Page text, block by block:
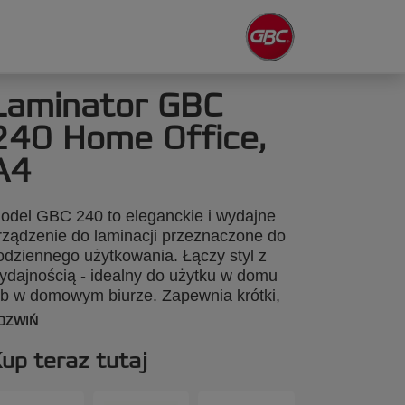
GBC
Home Office,
GBC 240 to eleganckie i wydajne
do laminacji przeznaczone do
użytkowania. Łączy styl z
- idealny do użytku w domu
w domowym biurze. Zapewnia krótki,
czas nagrzewania i laminuje
45 sekund, co pozwoli Ci
pracować nad przygotowaniem
teraz tutaj